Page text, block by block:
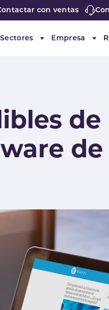
con ventas
for "Soluciones"
Sectores
Submenu for
Empresa
de